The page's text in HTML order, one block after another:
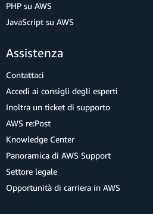
PHP su AWS
JavaScript su AWS
Assistenza
Contattaci
Accedi ai consigli degli esperti
Inoltra un ticket di supporto
AWS re:Post
Knowledge Center
Panoramica di AWS Support
Settore legale
Opportunità di carriera in AWS